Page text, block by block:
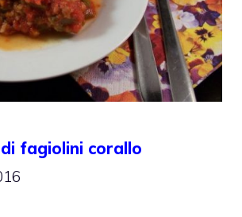
fagiolini corallo